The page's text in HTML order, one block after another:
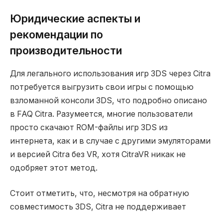
Юридические аспекты и
рекомендации по
производительности
Для легального использования игр 3DS через Citra
потребуется выгрузить свои игры с помощью
взломанной консоли 3DS, что подробно описано
в FAQ Citra. Разумеется, многие пользователи
просто скачают ROM-файлы игр 3DS из
интернета, как и в случае с другими эмуляторами
и версией Citra без VR, хотя CitraVR никак не
одобряет этот метод.
Стоит отметить, что, несмотря на обратную
совместимость 3DS, Citra не поддерживает